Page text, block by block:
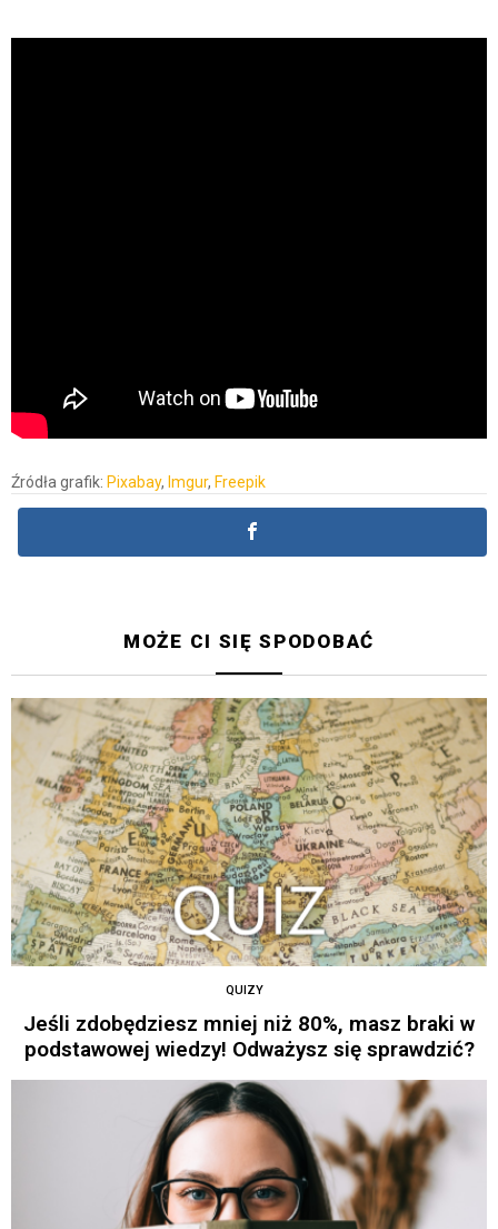
Źródła grafik: Pixabay, Imgur, Freepik
MOŻE CI SIĘ SPODOBAĆ
QUIZY
Jeśli zdobędziesz mniej niż 80%, masz braki w
podstawowej wiedzy! Odważysz się sprawdzić?